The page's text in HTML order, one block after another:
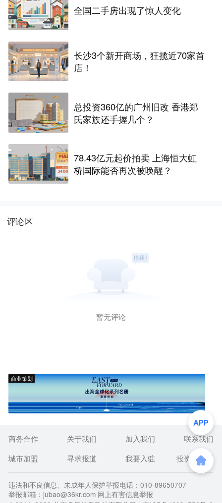
全国二手房出现了惊人变化
长沙3个新开商场，狂揽近70家首
店！
总投资360亿的广州旧改 香港郑
氏家族还手握几个？
78.43亿元起价拍卖 上海恒大虹
桥国际能否再次被唤醒？
评论区
暂无评论
商业策划
商务合作 关于我们 加入我们
联系我们
城市加盟
寻求报道 我要入驻 投资者关系
违法和不良信息、未成年人保护举报电话：010-89650707
举报邮箱：jubao@36kr.com 网上有害信息举报